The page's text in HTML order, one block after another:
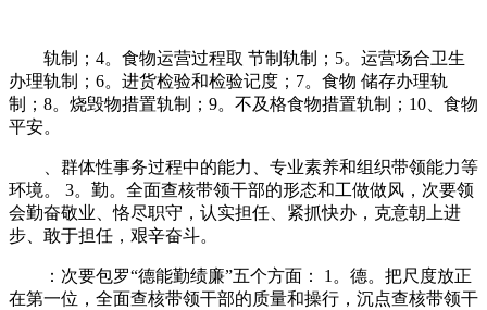
轨制；4。食物运营过程取 节制轨制；5。运营场合卫生
办理轨制；6。进货检验和检验记度；7。食物 储存办理轨
制；8。烧毁物措置轨制；9。不及格食物措置轨制；10、食物
平安。
、群体性事务过程中的能力、专业素养和组织带领能力等
环境。 3。勤。全面查核带领干部的形态和工做做风，次要领
会勤奋敬业、恪尽职守，认实担任、紧抓快办，克意朝上进
步、敢于担任，艰辛奋斗。
：次要包罗“德能勤绩廉”五个方面： 1。德。把尺度放正
在第一位，全面查核带领干部的质量和操行，沉点查核带领干